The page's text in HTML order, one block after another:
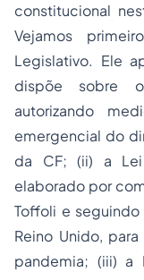
constitucional
Vejamos
Legislativo. Ele
dispõe sobre
autorizando
emergencial do
da CF; (ii) a
elaborado por
Toffoli e seguindo
Reino Unido,
pandemia; (iii) a